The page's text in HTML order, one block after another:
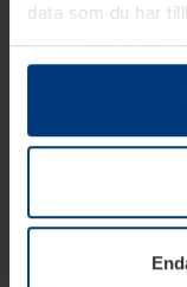
data som du har
samlat in inom
Juridiskt kan vi
absolut
godkännande kan
informationen om
vår webbplats.